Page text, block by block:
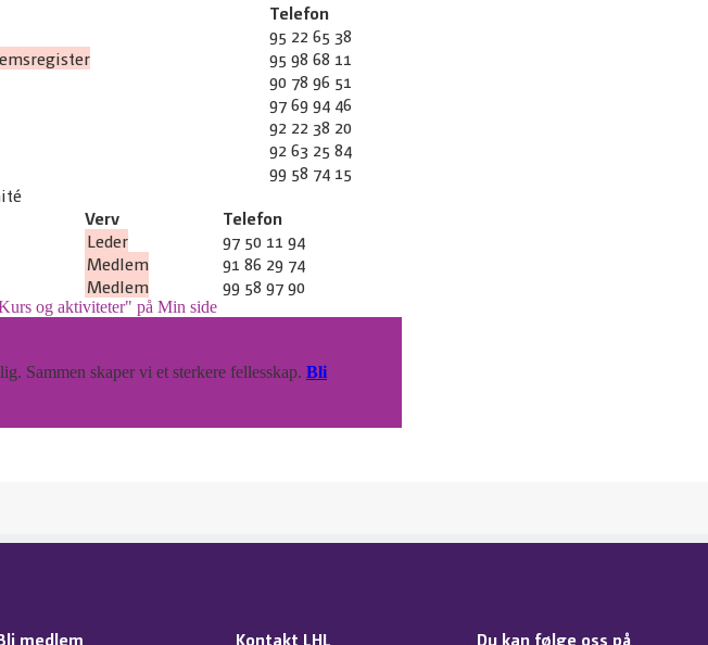
Telefon
95 22 65 38
95 98 68 11
90 78 96 51
97 69 94 46
92 22 38 20
92 63 25 84
99 58 74 15
Verv
Telefon
Leder
97 50 11 94
Medlem
91 86 29 74
Medlem 99 58 97 90
og aktiviteter" på Min side
Sammen skaper vi et sterkere fellesskap. Bli
medlem Kontakt LHL Du kan følge oss på